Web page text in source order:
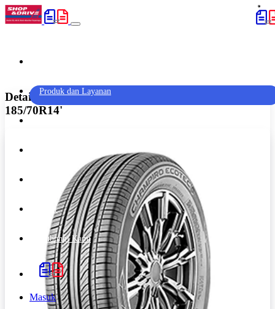
Produk dan Layanan
Karir
Hubungi Kami
Masuk
Detail Produk 'GT Radial Champiro Ecotec -
185/70R14'